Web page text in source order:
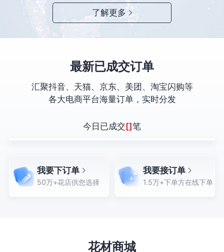
了解更多
最新已成交订单
汇聚抖音、天猫、京东、美团、淘宝闪购等
各大电商平台海量订单，实时分发
今日已成交[]笔
我要下订单
50万+花店供您选择
我要接订单
1.5万+下单方在线下单
花材商城